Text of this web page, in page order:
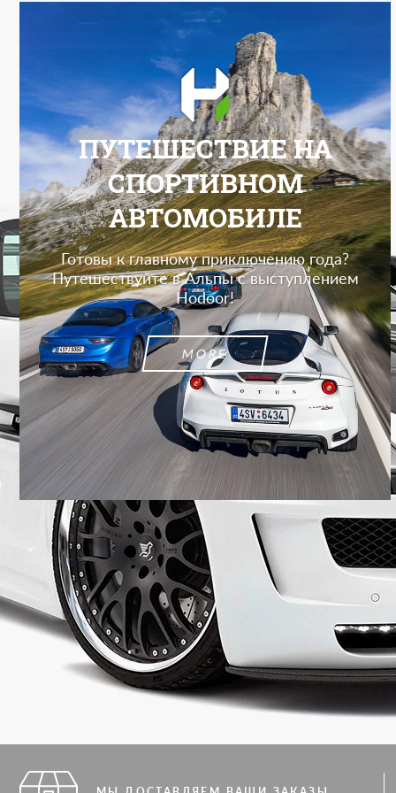
ПУТЕШЕСТВИЕ НА
СПОРТИВНОМ
АВТОМОБИЛЕ
Готовы к главному приключению года?
Путешествуйте в Альпы с выступлением
Hodoor!
MORE